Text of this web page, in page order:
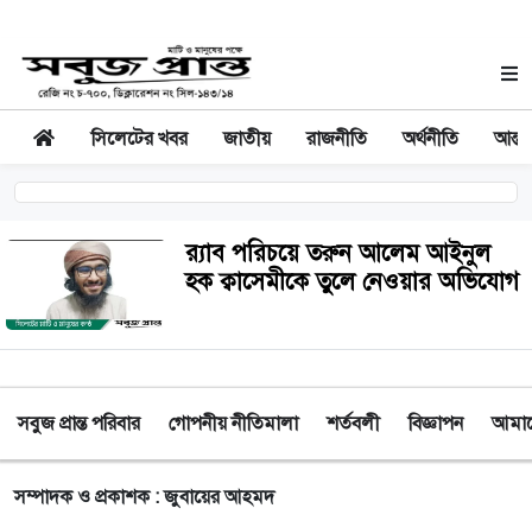
সিলেটের খবর জাতীয় রাজনীতি অর্থনীতি
র‍্যাব পরিচয়ে তরুন আলেম আইনুল
হক ক্বাসেমীকে তুলে নেওয়ার অভিযোগ
সবুজ প্রান্ত পরিবার গোপনীয় নীতিমালা শর্তবলী বিজ্ঞাপন
সম্পাদক ও প্রকাশক : জুবায়ের আহমদ